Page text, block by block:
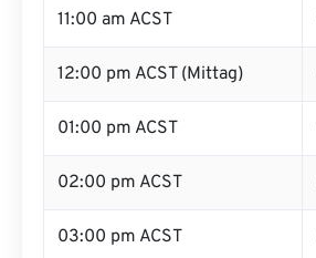
11:00 am ACST
12:00 pm ACST (Mittag)
01:00 pm ACST
02:00 pm ACST
03:00 pm ACST